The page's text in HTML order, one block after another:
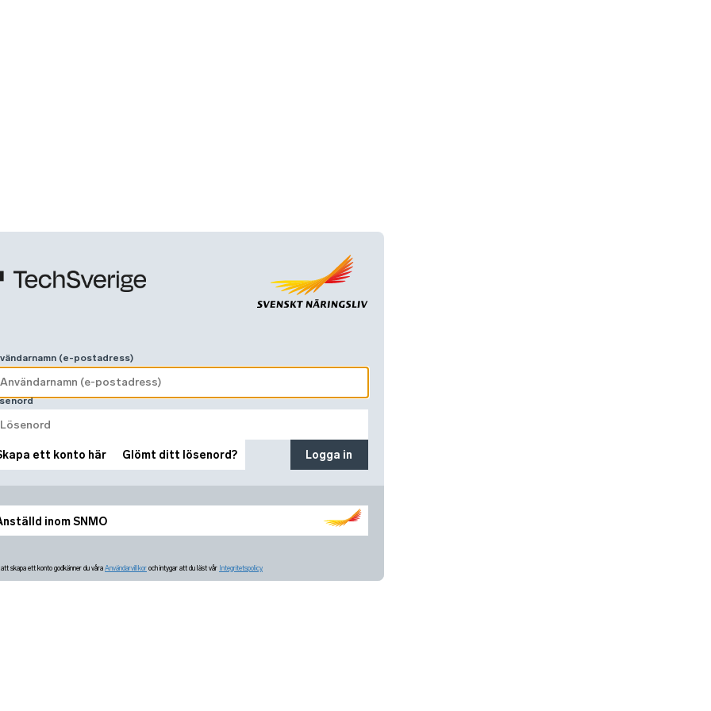
inom SNMO
(e-postadress)
ett konto här Glömt ditt lösenord? Logga in
skapa ett konto godkänner du våra Användarvillkor och intygar att du läst vår Integritetspolicy.